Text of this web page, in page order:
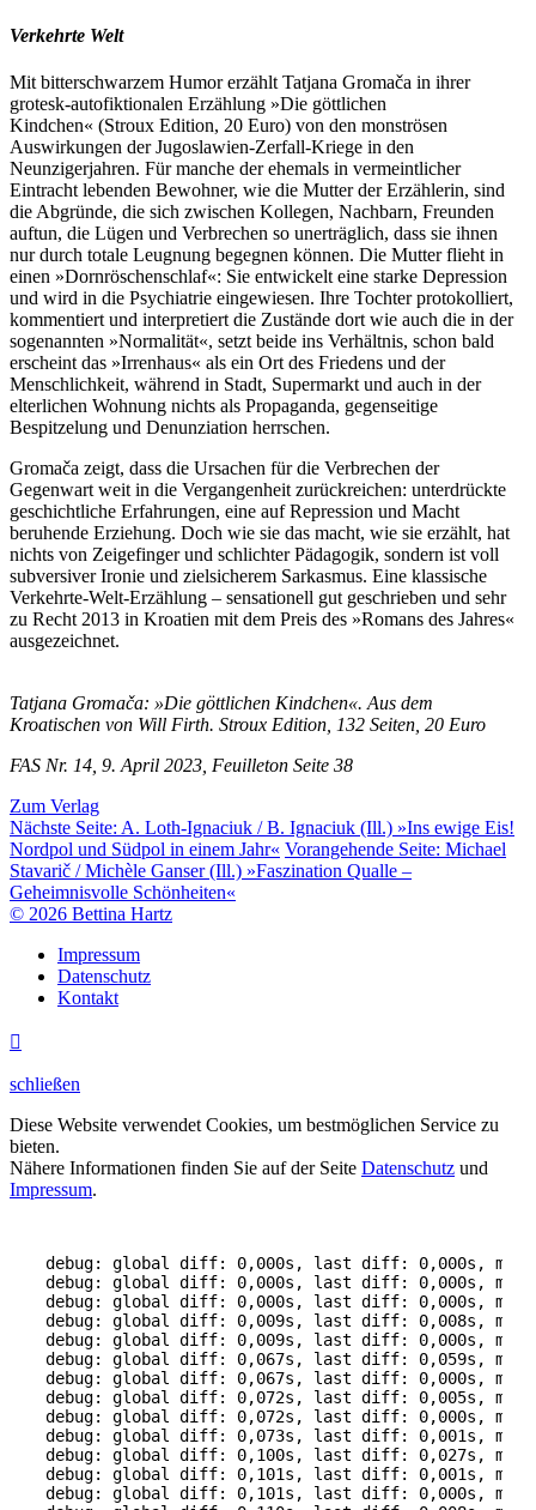
Verkehrte Welt
Mit bitterschwarzem Humor erzählt Tatjana Gromača in ihrer
grotesk-autofiktionalen Erzählung »Die göttlichen
Kindchen« (Stroux Edition, 20 Euro) von den monströsen
Auswirkungen der Jugoslawien-Zerfall-Kriege in den
Neunzigerjahren. Für manche der ehemals in vermeintlicher
Eintracht lebenden Bewohner, wie die Mutter der Erzählerin, sind
die Abgründe, die sich zwischen Kollegen, Nachbarn, Freunden
auftun, die Lügen und Verbrechen so unerträglich, dass sie ihnen
nur durch totale Leugnung begegnen können. Die Mutter flieht in
einen »Dornröschenschlaf«: Sie entwickelt eine starke Depression
und wird in die Psychiatrie eingewiesen. Ihre Tochter protokolliert,
kommentiert und interpretiert die Zustände dort wie auch die in der
sogenannten »Normalität«, setzt beide ins Verhältnis, schon bald
erscheint das »Irrenhaus« als ein Ort des Friedens und der
Menschlichkeit, während in Stadt, Supermarkt und auch in der
elterlichen Wohnung nichts als Propaganda, gegenseitige
Bespitzelung und Denunziation herrschen.
Gromača zeigt, dass die Ursachen für die Verbrechen der
Gegenwart weit in die Vergangenheit zurückreichen: unterdrückte
geschichtliche Erfahrungen, eine auf Repression und Macht
beruhende Erziehung. Doch wie sie das macht, wie sie erzählt, hat
nichts von Zeigefinger und schlichter Pädagogik, sondern ist voll
subversiver Ironie und zielsicherem Sarkasmus. Eine klassische
Verkehrte-Welt-Erzählung – sensationell gut geschrieben und sehr
zu Recht 2013 in Kroatien mit dem Preis des »Romans des Jahres«
ausgezeichnet.
Tatjana Gromača: »Die göttlichen Kindchen«. Aus dem
Kroatischen von Will Firth. Stroux Edition, 132 Seiten, 20 Euro
FAS Nr. 14, 9. April 2023, Feuilleton Seite 38
Zum Verlag
Nächste Seite: A. Loth-Ignaciuk / B. Ignaciuk (Ill.) »Ins ewige Eis!
Nordpol und Südpol in einem Jahr« Vorangehende Seite: Michael
Stavarič / Michèle Ganser (Ill.) »Faszination Qualle –
Geheimnisvolle Schönheiten«
© 2026 Bettina Hartz
Impressum
Datenschutz
Kontakt

schließen
Diese Website verwendet Cookies, um bestmöglichen Service zu
bieten.
Nähere Informationen finden Sie auf der Seite Datenschutz und
Impressum.
debug: global diff: 0,000s, last diff: 0,000s, mem:
debug: global diff: 0,000s, last diff: 0,000s, mem:
debug: global diff: 0,000s, last diff: 0,000s, mem:
debug: global diff: 0,009s, last diff: 0,008s, mem:
debug: global diff: 0,009s, last diff: 0,000s, mem:
debug: global diff: 0,067s, last diff: 0,059s, mem:
debug: global diff: 0,067s, last diff: 0,000s, mem:
debug: global diff: 0,072s, last diff: 0,005s, mem:
debug: global diff: 0,072s, last diff: 0,000s,
debug: global diff: 0,073s, last diff: 0,001s,
debug: global diff: 0,100s, last diff: 0,027s, mem:
debug: global diff: 0,101s, last diff: 0,001s, mem:
debug: global diff: 0,101s, last diff: 0,000s, mem: